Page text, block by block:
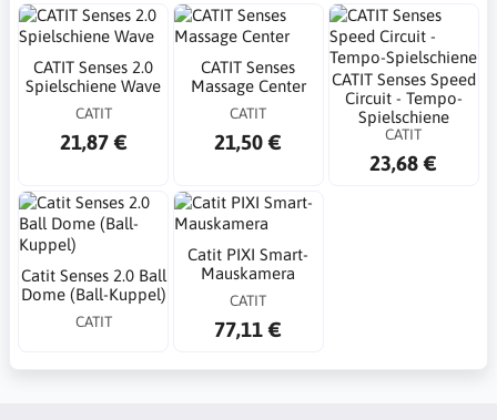
CATIT Senses 2.0
Spielschiene Wave
CATIT
21,87 €
CATIT Senses
Massage Center
CATIT
21,50 €
CATIT Senses Speed
Circuit - Tempo-
Spielschiene
CATIT
23,68 €
Catit Senses 2.0 Ball
Dome (Ball-Kuppel)
CATIT
Catit PIXI Smart-
Mauskamera
CATIT
77,11 €